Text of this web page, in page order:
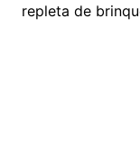
repleta de